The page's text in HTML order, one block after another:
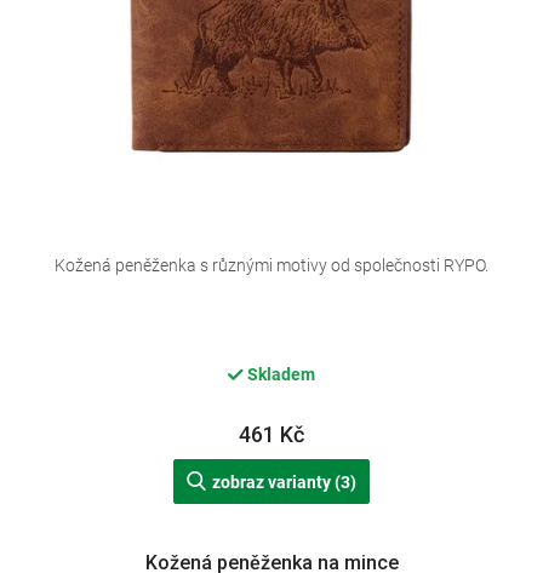
Skladem
461 Kč
zobraz varianty (3)
Kožená peněženka s různými motivy od společnosti RYPO.
Kožená peněženka na mince